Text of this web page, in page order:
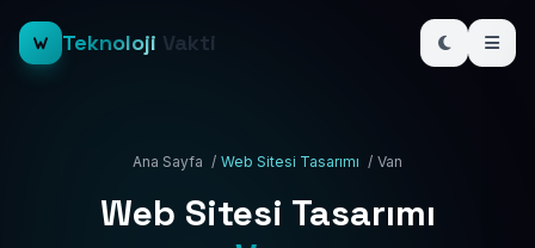
Teknoloji Vakti
Ana Sayfa / Web Sitesi Tasarımı / Van
Web Sitesi Tasarımı